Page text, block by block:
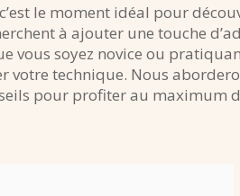
le moment idéal pour
à ajouter une touche
vous soyez novice ou
technique. Nous
pour profiter au maximum